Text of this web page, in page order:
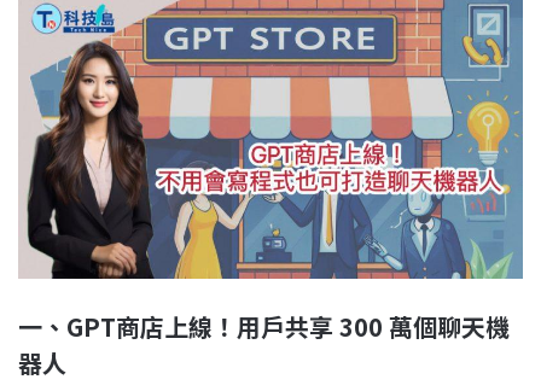
o
s
I
n
n
k
一、GPT商店上線！用戶共享 300 萬個聊天機
器人